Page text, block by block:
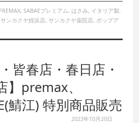
,SABAEプレミアム , はさみ, イタリア製,
サンカクヤ姪浜店, サンカクヤ薬院店, ポップア
皆春店・春日店・
】premax、
鯖江) 特別商品販売
2023年10月20日